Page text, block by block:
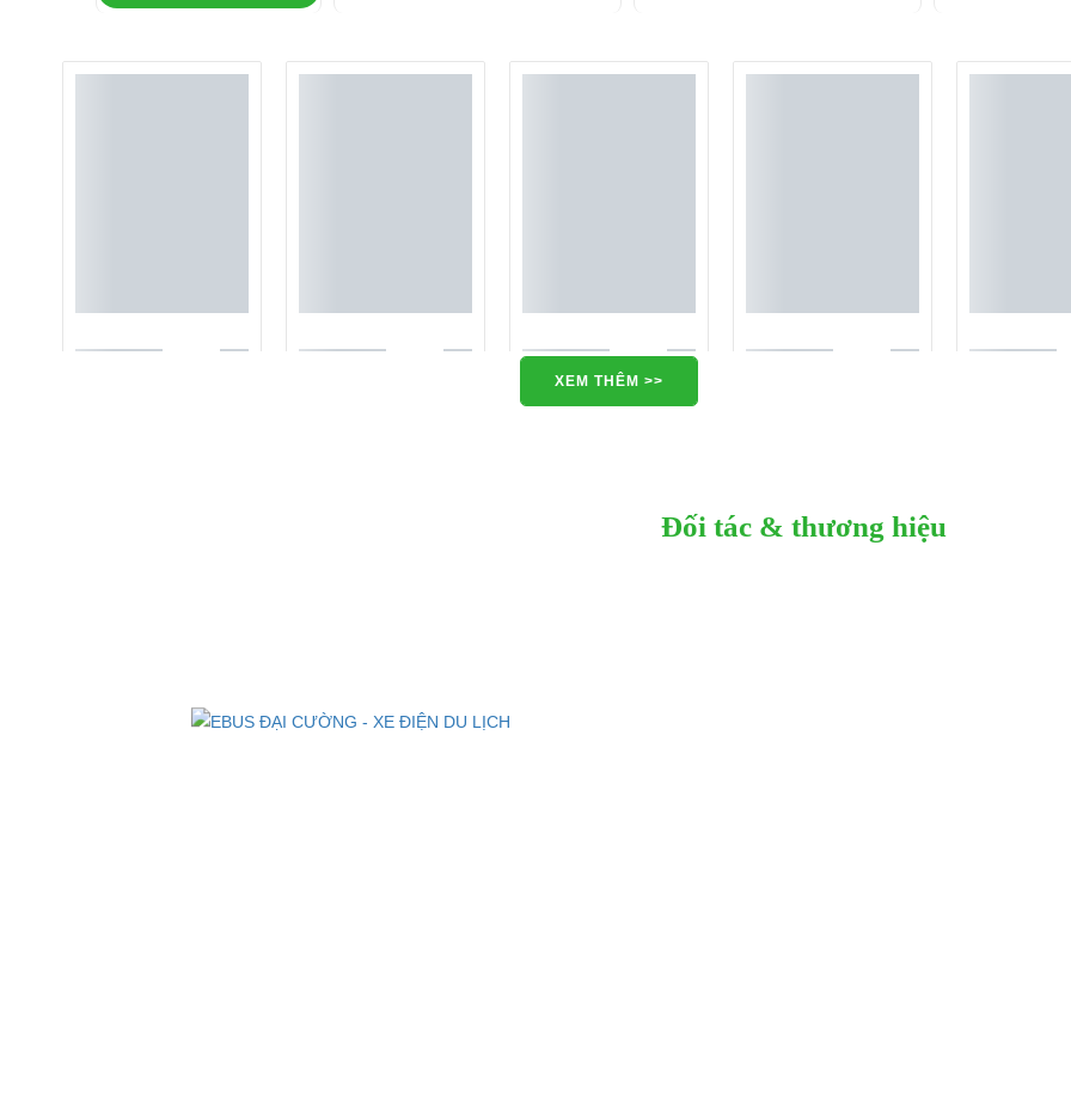
XEM THÊM >>
Đối tác & thương hiệu